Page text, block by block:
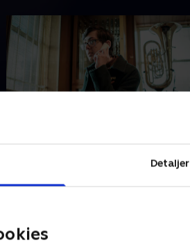
Detaljer
I løbet af en dag støder flere
19. april 2024 • 56 min